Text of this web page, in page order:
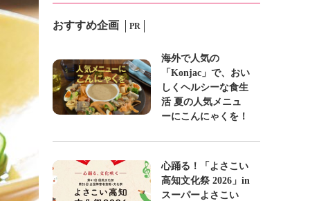
おすすめ企画 PR
海外で人気の
「Konjac」で、おい
しくヘルシーな食生
活 夏の人気メニュ
ーにこんにゃくを！
心踊る！「よさこい
高知文化祭 2026」in
スーパーよさこい